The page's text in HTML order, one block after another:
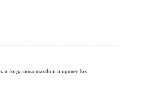
и тогда пока maxthon и привет fox.